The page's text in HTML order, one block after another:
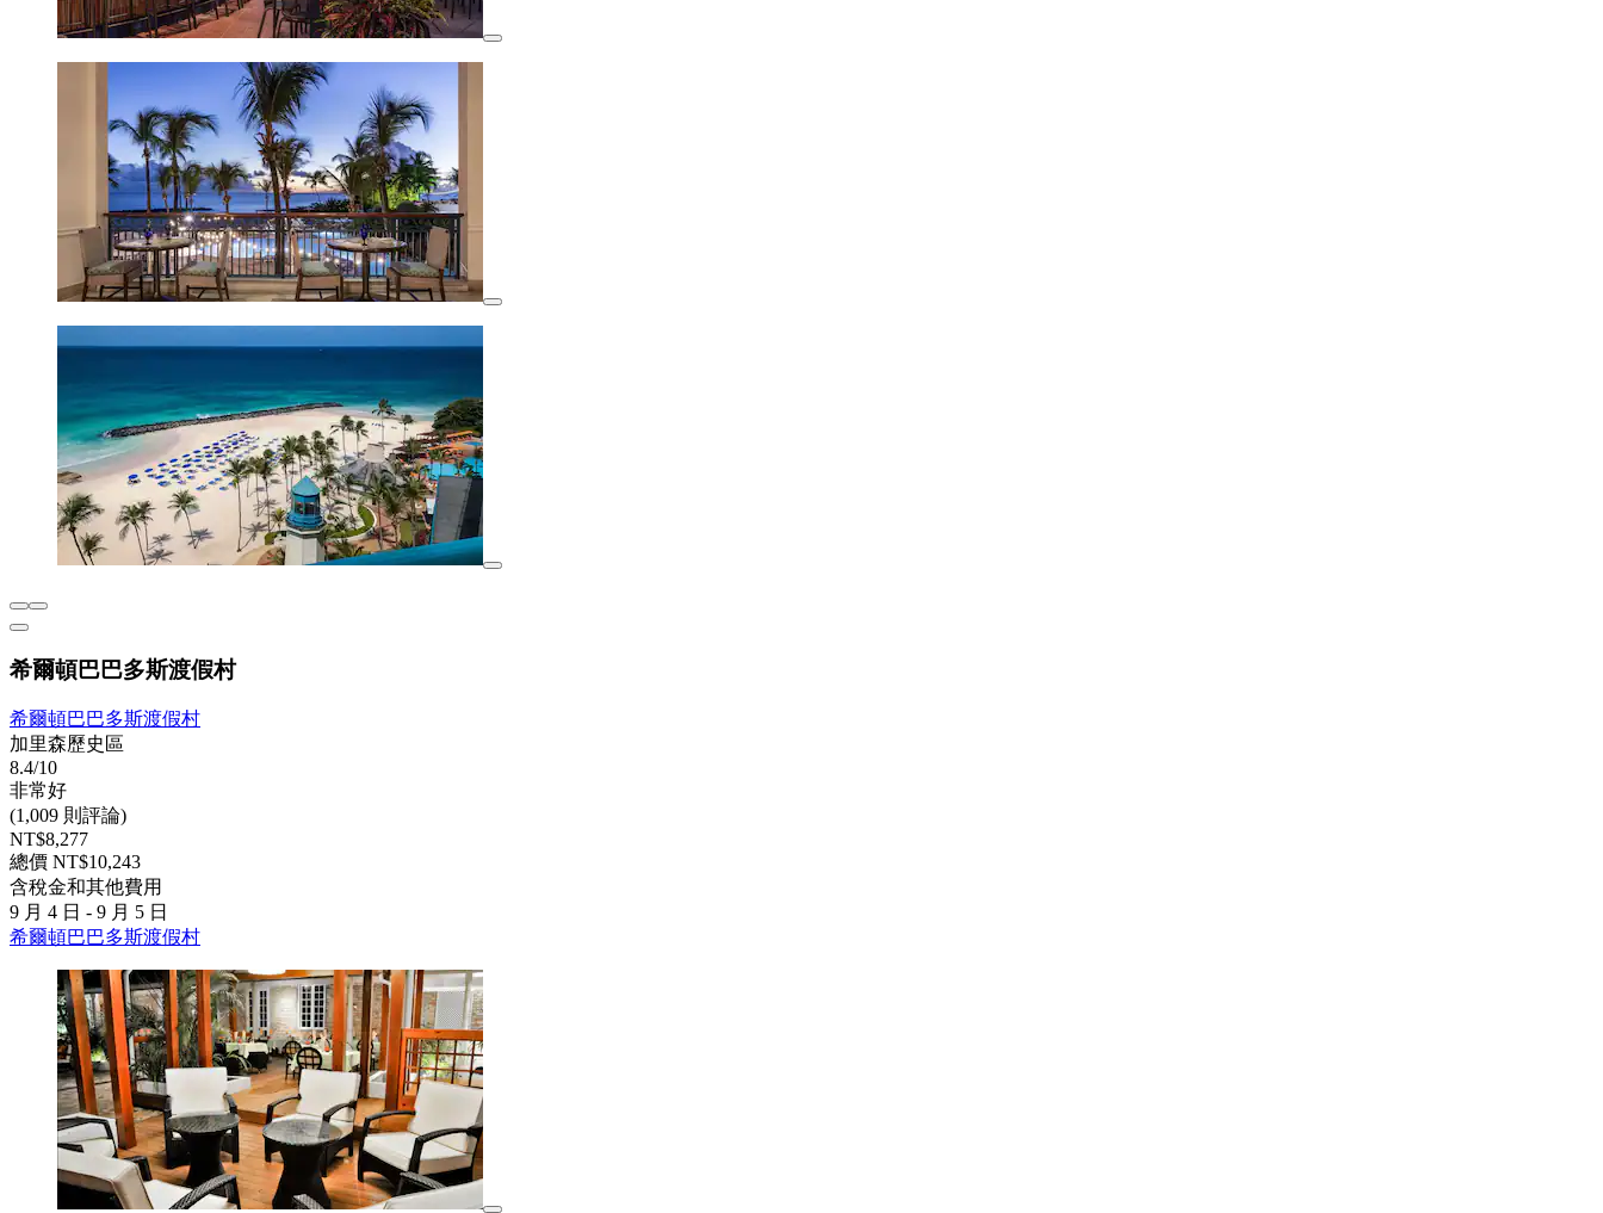
希爾頓巴巴多斯渡假村
希爾頓巴巴多斯渡假村
加里森歷史區
8.4/10
非常好
(1,009 則評論)
NT$8,277
總價 NT$10,243
含稅金和其他費用
9 月 4 日 - 9 月 5 日
希爾頓巴巴多斯渡假村